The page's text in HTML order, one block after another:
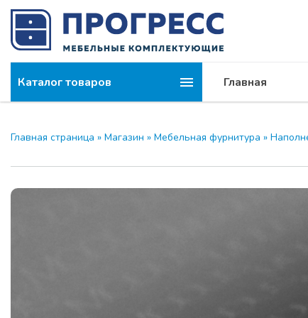
Каталог товаров Главная
Главная страница » Магазин » Мебельная фурнитура »